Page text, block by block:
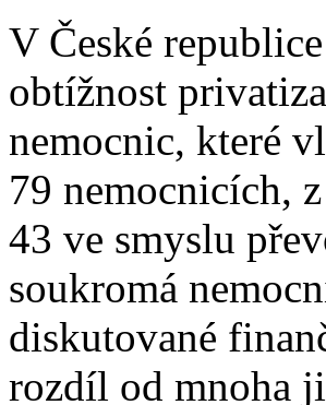
V České
obtížnost
nemocnic, které
79 nemocnicích,
43 ve smyslu
soukromá
diskutované
rozdíl od mnoha